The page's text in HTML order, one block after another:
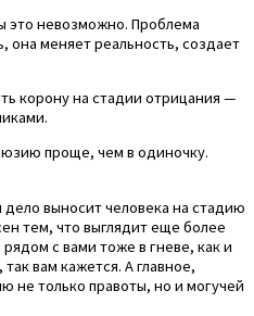
это невозможно. Проблема
меняет реальность, создает
корону на стадии отрицания —
проще, чем в одиночку.
выносит человека на стадию
тем, что выглядит еще более
с вами тоже в гневе, как и
вам кажется. А главное,
не только правоты, но и могучей